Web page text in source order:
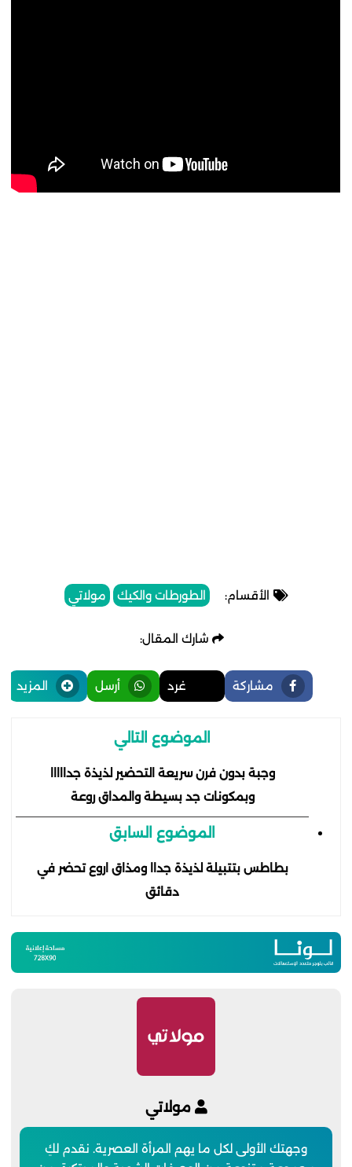
الأقسام: الطورطات والكيك مولاتي
شارك المقال:
مشاركة غرد أرسل المزيد
الموضوع التالي
وجبة بدون فرن سريعة التحضير لذيذة جدااااا
وبمكونات جد بسيطة والمداق روعة
الموضوع السابق
بطاطس بتتبيلة لذيذة جداا ومذاق اروع تحضر في
دقائق
مولاتي
وجهتك الأولى لكل ما يهم المرأة العصرية. نقدم لكِ